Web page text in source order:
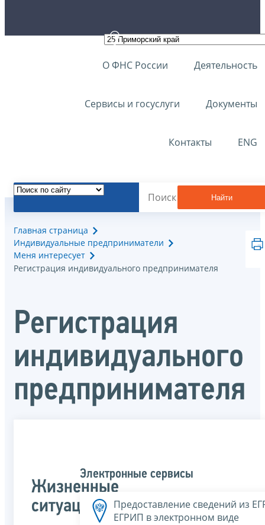
О ФНС России Деятельность
Сервисы и госуслуги Документы
Контакты ENG
Найти
Главная страница
Индивидуальные предприниматели
Меня интересует
Регистрация индивидуального предпринимателя
Регистрация
индивидуального
предпринимателя
Жизненные
ситуации
Электронные сервисы
Предоставление сведений из
ЕГРИП в электронном виде